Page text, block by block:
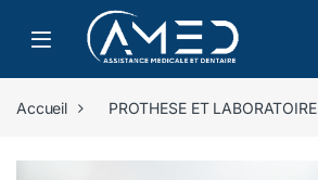
Skip to navigation
Skip to content
Accueil PROTHESE ET LABORATOIRE